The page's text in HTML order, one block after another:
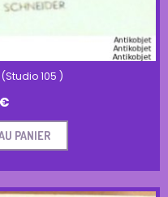
105 )
€
PANIER